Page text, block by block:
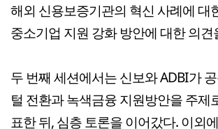
해외 신용보증기관의 혁신 사례에 대
중소기업 지원 강화 방안에 대한 의견
두 번째 세션에서는 신보와 ADBI가
털 전환과 녹색금융 지원방안을 주제
표한 뒤, 심층 토론을 이어갔다. 이외